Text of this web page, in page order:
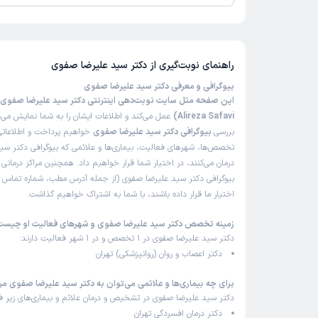
ما اعلام نکرده که شما وقت دارین، بنابراین نوبتم لغو
دوشنبه وقت مجدد داد، باید دوباره مرخصی بگیرم، این
برای وقت بیمار ارزشی قایل نیستن
علت مراجعه: اضطراب، استرس و وسواس
کاربر دکترتو 1404/06/04
این پزشک را پیشنهاد نمیکنم
زمان انتظار:45-90 دقیقه
علت مراجعه: اختلالات خواب (بی‌خوابی یا کابوس)
راهنمای نوبت‌گیری از دکتر سید علیرضا صفوی
بیوگرافی و معرفی دکتر سید علیرضا صفوی
Alireza Safavi) عمل می‌کند و اطلاعات ایشان را به شما نمایش
بررسی بیوگرافی دکتر سید علیرضا صفوی خواهیم پرداخت و
تخصص‌ها، شهرهای فعالیت، بیماری‌ها و علائمی که بیوگرافی دکتر
درمان می‌کنند، در اختیار شما قرار خواهیم داد. همچنین مراکز
بیوگرافی دکتر سید علیرضا صفوی (از جمله آدرس مطب، شماره تماس
اختیار ما قرار داده باشند، با شما به اشتراک خواهیم گذاشت.
زمینه تخصص دکتر سید علیرضا صفوی و شهرهای فعالیت او
دکتر سید علیرضا صفوی در 1 تخصص و در 1 شهر فعالیت دارند:
دکتر اعصاب و روان (روانپزشکی) تهران
برای چه بیماری‌ها و علائمی می‌توان به دکتر سید علیرضا صفوی
دکتر سید علیرضا صفوی در تشخیص و درمان علائم و بیماری‌های زیر
دکتر درمان افسردگی تهران